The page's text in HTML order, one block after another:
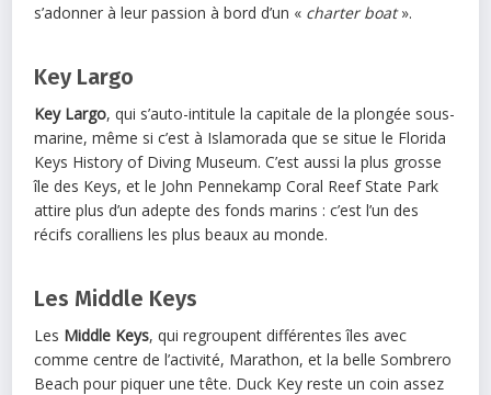
s’adonner à leur passion à bord d’un « charter boat».
Key Largo
Key Largo, qui s’auto-intitule la capitale de la plongée sous-
marine, même si c’est à Islamorada que se situe le Florida
Keys History of Diving Museum. C’est aussi la plus grosse
île des Keys, et le John Pennekamp Coral Reef State Park
attire plus d’un adepte des fonds marins : c’est l’un des
récifs coralliens les plus beaux au monde.
Les Middle Keys
Les Middle Keys, qui regroupent différentes îles avec
comme centre de l’activité, Marathon, et la belle Sombrero
Beach pour piquer une tête. Duck Key reste un coin assez